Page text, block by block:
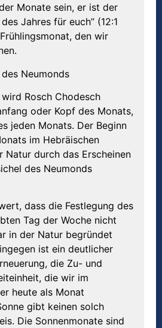
Monate sein, er ist der
Jahres für euch” (12:1
den wir
Neumonds
Rosch Chodesch
oder Kopf des Monats,
jeden Monats. Der Beginn
im Hebräischen
Natur durch das Erscheinen
des Neumonds
dass die Festlegung des
Tag der Woche nicht
in der Natur begründet
ist ein deutlicher
die Zu- und
die wir im
heute als Monat
gibt keinen solch
Die Sonnenmonate sind